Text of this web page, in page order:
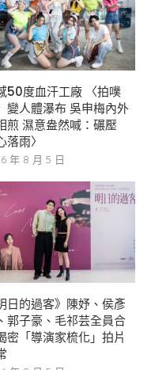
50度血汗工廠 〈拍噗
變人體瀑布 吳申梅內外
煎 濕意盎然喊：碾壓
落雨〉
年 8 月 5 日
日的過客》陳妤、侯彥
郭子豪、毛祁芸全員合
密「導演家梳化」拍片